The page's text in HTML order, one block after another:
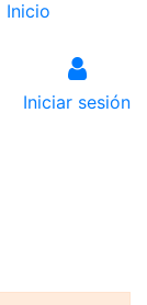
Inicio
Iniciar sesión